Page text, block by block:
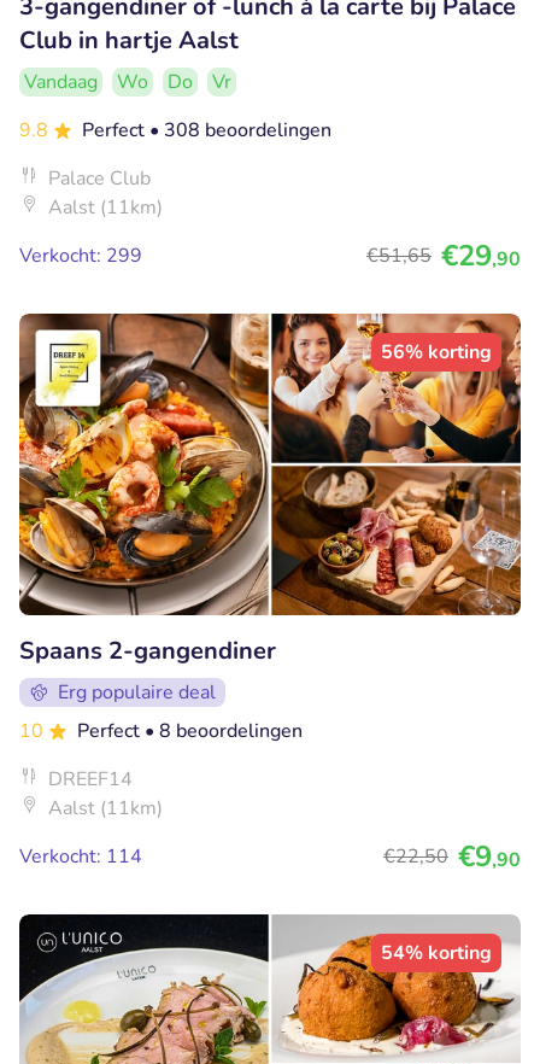
3-gangendiner of -lunch à la carte bij Palace
Club in hartje Aalst
Vandaag Wo Do
Vr
9.8
Perfect • 308 beoordelingen
Palace Club
Aalst (11km)
Verkocht: 299
€51,65 €29,90
56% korting
Spaans 2-gangendiner
Erg populaire deal
10
Perfect • 8 beoordelingen
DREEF14
Aalst (11km)
Verkocht: 114
€22,50 €9,90
54% korting